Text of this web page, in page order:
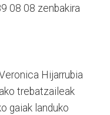
08 08 zenbakira
Hijarrubia
trebatzaileak
gaiak landuko